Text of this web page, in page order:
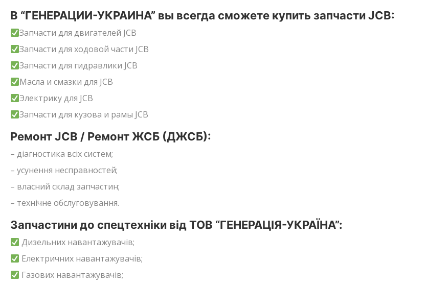
В “ГЕНЕРАЦИИ-УКРАИНА” вы всегда сможете купить запчасти JCB:
Запчасти для двигателей JCB
Запчасти для ходовой части JCB
Запчасти для гидравлики JCB
Масла и смазки для JCB
Электрику для JCB
Запчасти для кузова и рамы JCB
Ремонт JCB / Ремонт ЖСБ (ДЖСБ):
– діагностика всіх систем;
– усунення несправностей;
– власний склад запчастин;
– технічне обслуговування.
Запчастини до спецтехніки від ТОВ “ГЕНЕРАЦІЯ-УКРАЇНА”:
Дизельних навантажувачів;
Електричних навантажувачів;
Газових навантажувачів;